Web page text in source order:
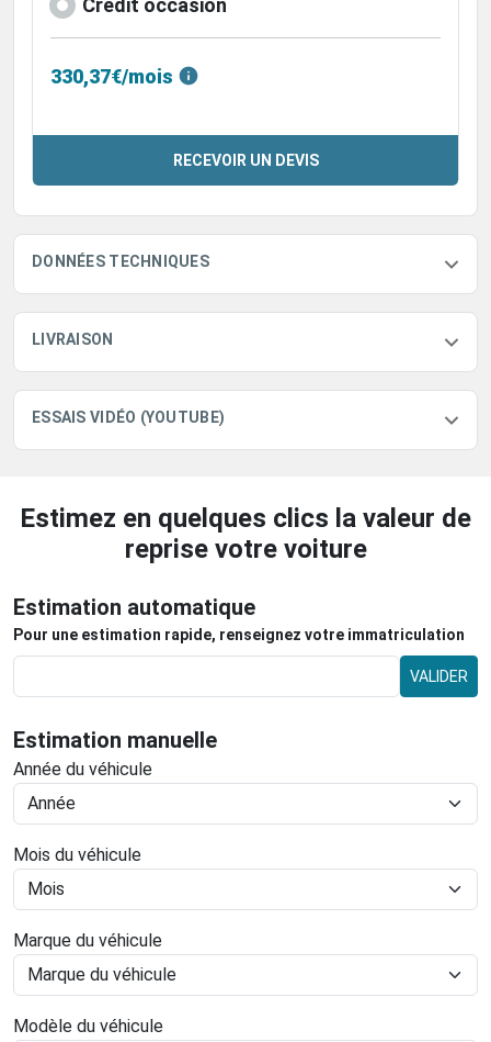
Crédit occasion
330,37€/mois
RECEVOIR UN DEVIS
DONNÉES TECHNIQUES
LIVRAISON
ESSAIS VIDÉO (YOUTUBE)
Estimez en quelques clics la valeur de
reprise votre voiture
Estimation automatique
Pour une estimation rapide, renseignez votre immatriculation
VALIDER
Estimation manuelle
Année du véhicule
Mois du véhicule
Marque du véhicule
Modèle du véhicule